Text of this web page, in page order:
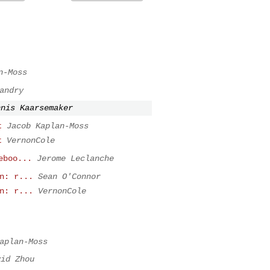
Moss
Kaarsemaker
Jacob Kaplan-Moss
VernonCole
Jerome Leclanche
r...
Sean O'Connor
r...
VernonCole
Moss
Zhou